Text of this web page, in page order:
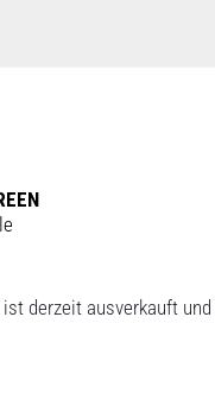
derzeit ausverkauft